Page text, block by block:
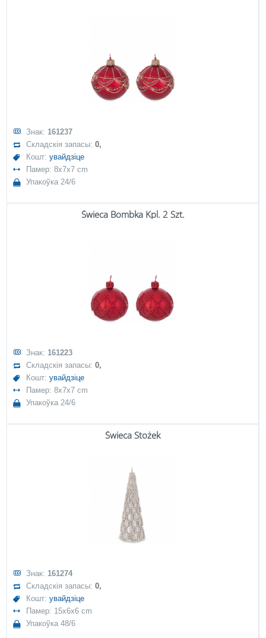
Знак: 161237
Складскія запасы:0,
Кошт:увайдзіце
Памер: 8x7x7 cm
Упакоўка 24/6
Świeca Bombka Kpl. 2 Szt.
Знак: 161223
Складскія запасы:0,
Кошт:увайдзіце
Памер: 8x7x7 cm
Упакоўка 24/6
Świeca Stożek
Знак: 161274
Складскія запасы:0,
Кошт:увайдзіце
Памер: 15x6x6 cm
Упакоўка 48/6